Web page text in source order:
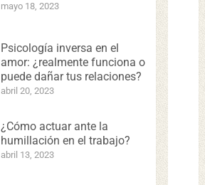
mayo 18, 2023
Psicología inversa en el
amor: ¿realmente funciona o
puede dañar tus relaciones?
abril 20, 2023
¿Cómo actuar ante la
humillación en el trabajo?
abril 13, 2023